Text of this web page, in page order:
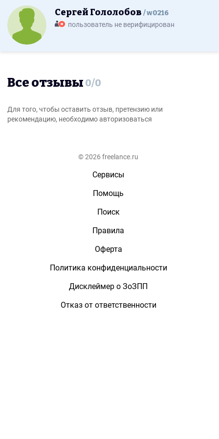
Сергей Гололобов w0216
пользователь не верифицирован
Все отзывы 0/0
Для того, чтобы оставить отзыв, претензию или
рекомендацию, необходимо авторизоваться
© 2026 freelance.ru
Сервисы
Помощь
Поиск
Правила
Оферта
Политика конфиденциальности
Дисклеймер о ЗоЗПП
Отказ от ответственности